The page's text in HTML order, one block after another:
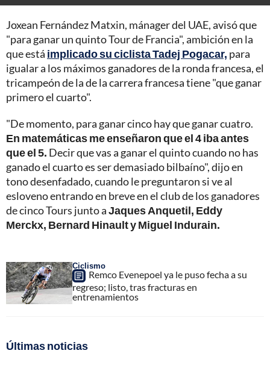
Joxean Fernández Matxin, mánager del UAE, avisó que
"para ganar un quinto Tour de Francia", ambición en la
que está implicado su ciclista Tadej Pogacar, para
igualar a los máximos ganadores de la ronda francesa, el
tricampeón de la de la carrera francesa tiene "que ganar
primero el cuarto".
"De momento, para ganar cinco hay que ganar cuatro.
En matemáticas me enseñaron que el 4 iba antes
que el 5. Decir que vas a ganar el quinto cuando no has
ganado el cuarto es ser demasiado bilbaíno", dijo en
tono desenfadado, cuando le preguntaron si ve al
esloveno entrando en breve en el club de los ganadores
de cinco Tours junto aJaques Anquetil, Eddy
Merckx, Bernard Hinault y Miguel Indurain.
Ciclismo
Remco Evenepoel ya le puso fecha a su
regreso; listo, tras fracturas en
entrenamientos
Últimas noticias